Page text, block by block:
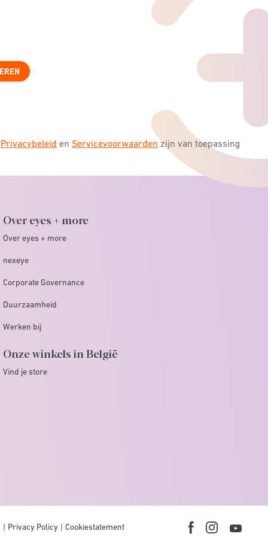
Privacybeleid en Servicevoorwaardenzijn van toepassing
Over eyes + more
Over eyes + more
nexeye
Corporate Governance
Duurzaamheid
Werken bij
Onze winkels in België
Vind je store
Privacy Policy Cookiestatement